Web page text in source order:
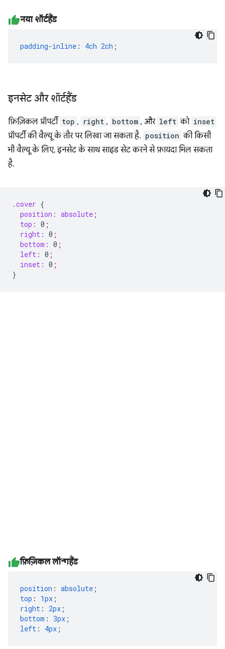
नया शॉर्टहैंड
padding-inline : 4ch 2ch ;
इनसेट और शॉर्टहैंड
फ़िज़िकल प्रॉपर्टी top , right , bottom , और left को inset
प्रॉपर्टी की वैल्यू के तौर पर लिखा जा सकता है. position की किसी
भी वैल्यू के लिए, इनसेट के साथ साइड सेट करने से फ़ायदा मिल सकता
है.
.cover {
position: absolute ;
top: 0 ;
right: 0 ;
bottom: 0 ;
left: 0 ;
inset: 0 ;
}
फ़िज़िकल लॉन्गहैंड
position : absolute ;
top : 1px ;
right : 2px ;
bottom : 3px ;
left : 4px ;